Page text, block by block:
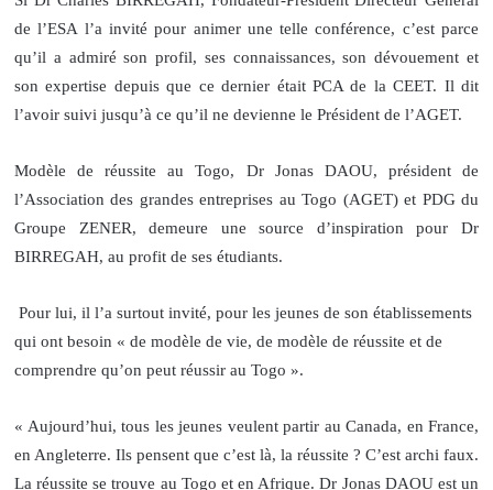
de l’ESA l’a invité pour animer une telle conférence, c’est parce
qu’il a admiré son profil, ses connaissances, son dévouement et
son expertise depuis que ce dernier était PCA de la CEET. Il dit
l’avoir suivi jusqu’à ce qu’il ne devienne le Président de l’AGET.
Modèle de réussite au Togo, Dr Jonas DAOU, président de
l’Association des grandes entreprises au Togo (AGET) et PDG du
Groupe ZENER, demeure une source d’inspiration pour Dr
BIRREGAH, au profit de ses étudiants.
Pour lui, il l’a surtout invité, pour les jeunes de son établissements
qui ont besoin « de modèle de vie, de modèle de réussite et de
comprendre qu’on peut réussir au Togo ».
« Aujourd’hui, tous les jeunes veulent partir au Canada, en France,
en Angleterre. Ils pensent que c’est là, la réussite ? C’est archi faux.
La réussite se trouve au Togo et en Afrique. Dr Jonas DAOU est un